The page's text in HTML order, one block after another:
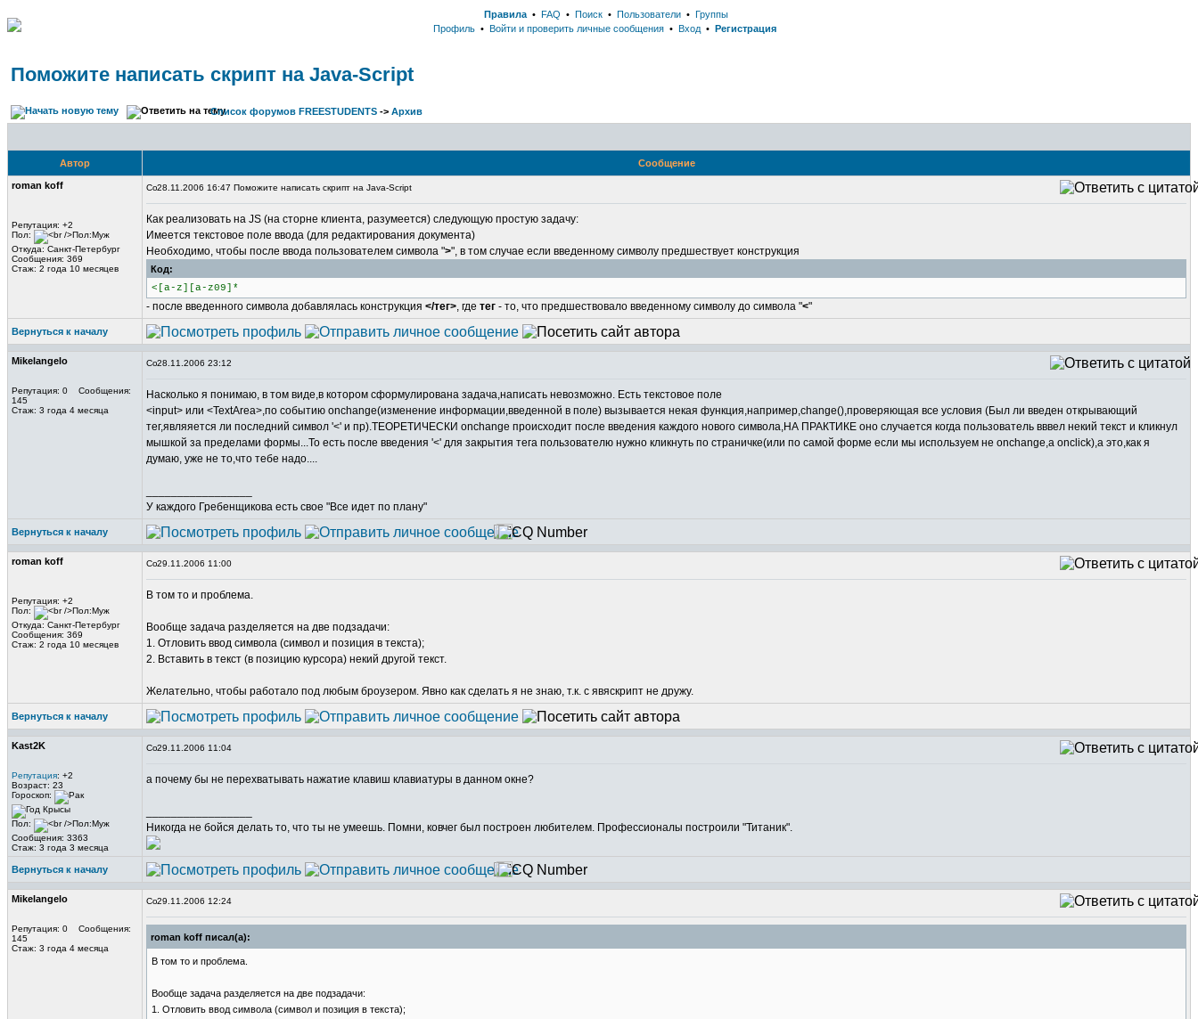
Правила • FAQ • Поиск • Пользователи • Группы
Профиль • Войти и проверить личные сообщения • Вход • Регистрация
Поможите написать скрипт на Java-Script
Список форумов FREESTUDENTS -> Архив
Автор Сообщение
roman koff
Репутация: +2
Пол:
Откуда: Санкт-Петербург
Сообщения: 369
Стаж: 2 года 10 месяцев
28.11.2006 16:47 Поможите написать скрипт на Java-Script
Как реализовать на JS (на сторне клиента, разумеется) следующую простую задачу:
Имеется текстовое поле ввода (для редактирования документа)
Необходимо, чтобы после ввода пользователем символа ">", в том случае если введенному символу предшествует конструкция
Код:
<[a-z][a-z09]*
- после введенного символа добавлялась конструкция </тег>, где тег - то, что предшествовало введенному символу до символа "<"
Вернуться к началу
Mikelangelo
Репутация: 0 Сообщения:
145
Стаж: 3 года 4 месяца
28.11.2006 23:12
Насколько я понимаю, в том виде,в котором сформулирована задача,написать невозможно. Есть текстовое поле
<input> или <TextArea>,по событию onchange(изменение информации,введенной в поле) вызывается некая функция,например,change(),проверяющая все условия (Был ли введен открывающий
тег,являяется ли последний символ '<' и пр).ТЕОРЕТИЧЕСКИ onchange происходит после введения каждого нового символа,НА ПРАКТИКЕ оно случается когда пользователь вввел некий текст и кликнул
мышкой за пределами формы...То есть после введения '<' для закрытия тега пользователю нужно кликнуть по страничке(или по самой форме если мы используем не onchange,а onclick),а это,как я
думаю, уже не то,что тебе надо....
У каждого Гребенщикова есть свое "Все идет по плану"
Вернуться к началу
roman koff
Репутация: +2
Пол:
Откуда: Санкт-Петербург
Сообщения: 369
Стаж: 2 года 10 месяцев
29.11.2006 11:00
В том то и проблема.
Вообще задача разделяется на две подзадачи:
1. Отловить ввод символа (символ и позиция в текста);
2. Вставить в текст (в позицию курсора) некий другой текст.
Желательно, чтобы работало под любым броузером. Явно как сделать я не знаю, т.к. с явяскрипт не дружу.
Вернуться к началу
Kast2K
Репутация: +2
Возраст: 23
Гороскоп:
Пол:
Сообщения: 3363
Стаж: 3 года 3 месяца
29.11.2006 11:04
а почему бы не перехватывать нажатие клавиш клавиатуры в данном окне?
Никогда не бойся делать то, что ты не умеешь. Помни, ковчег был построен любителем. Профессионалы построили "Титаник".
Вернуться к началу
Mikelangelo
Репутация: 0 Сообщения:
145
Стаж: 3 года 4 месяца
29.11.2006 12:24
roman koff писал(а):
В том то и проблема.
Вообще задача разделяется на две подзадачи:
1. Отловить ввод символа (символ и позиция в текста);